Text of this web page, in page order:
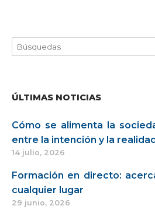
entrada
ÚLTIMAS NOTICIAS
Cómo se alimenta la
entre la intención y la
14 julio, 2026
Formación en directo:
cualquier lugar
29 junio, 2026